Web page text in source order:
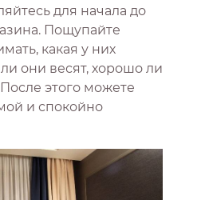
для начала до
Пощупайте
какая у них
они весят, хорошо ли
этого можете
и спокойно